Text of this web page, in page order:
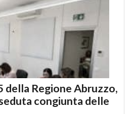
della Regione Abruzzo,
congiunta delle